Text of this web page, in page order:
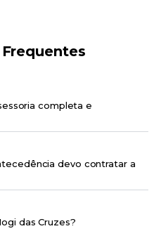
completa e
devo contratar a
das Cruzes?